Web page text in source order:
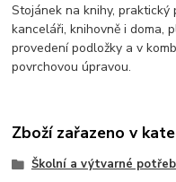
Stojánek na knihy,
kanceláři, knihovně i doma,
provedení podložky a v
povrchovou úpravou.
Zboží zařazeno v
Školní a výtvarné